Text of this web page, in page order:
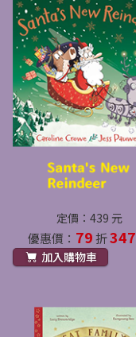
定價：439 元
優惠價： 79折347
加入購物車